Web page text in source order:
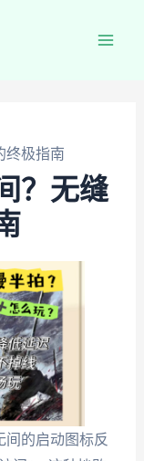
终极指南
？无缝
间的启动图标反